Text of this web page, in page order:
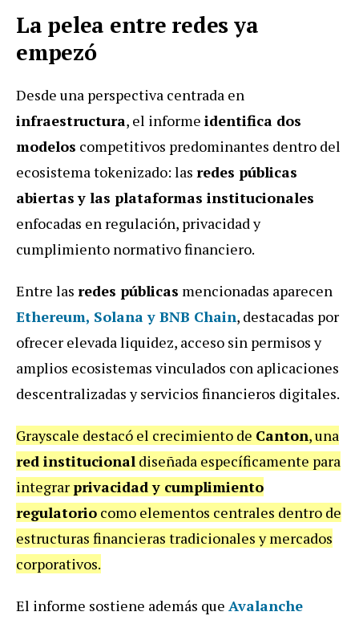
La pelea entre redes ya
empezó
Desde una perspectiva centrada en
infraestructura, el informe identifica dos
modelos competitivos predominantes dentro del
ecosistema tokenizado: las redes públicas
abiertas y las plataformas institucionales
enfocadas en regulación, privacidad y
cumplimiento normativo financiero.
Entre las redes públicas mencionadas aparecen
Ethereum, Solana y BNB Chain, destacadas por
ofrecer elevada liquidez, acceso sin permisos y
amplios ecosistemas vinculados con aplicaciones
descentralizadas y servicios financieros digitales.
Grayscale destacó el crecimiento de Canton, una
red institucional diseñada específicamente para
integrarprivacidad y cumplimiento
regulatorio como elementos centrales dentro de
estructuras financieras tradicionales y mercados
corporativos.
El informe sostiene además que Avalanche